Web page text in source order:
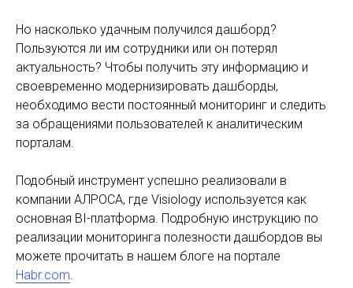
Но насколько удачным получился дашборд?
Пользуются ли им сотрудники или он потерял
актуальность? Чтобы получить эту информацию и
своевременно модернизировать дашборды,
необходимо вести постоянный мониторинг и следить
за обращениями пользователей к аналитическим
порталам.
Подобный инструмент успешно реализовали в
компании АЛРОСА, где Visiology используется как
основная BI-платформа. Подробную инструкцию по
реализации мониторинга полезности дашбордов вы
можете прочитать в нашем блоге на портале
Habr.com.